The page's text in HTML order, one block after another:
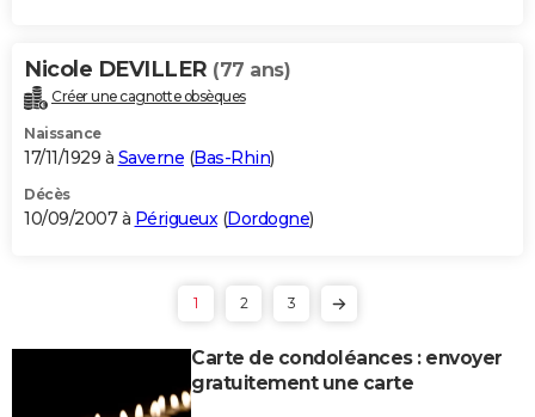
Nicole DEVILLER (77 ans)
Créer une cagnotte obsèques
Naissance
17/11/1929 à Saverne (Bas-Rhin)
Décès
10/09/2007 à Périgueux (Dordogne)
1 2 3
Carte de condoléances : envoyer
gratuitement une carte